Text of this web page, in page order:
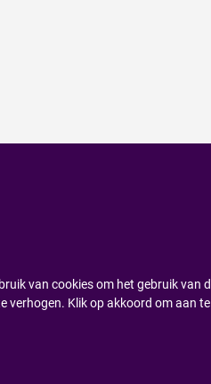
van cookies om het gebruik
verhogen. Klik op akkoord om aan